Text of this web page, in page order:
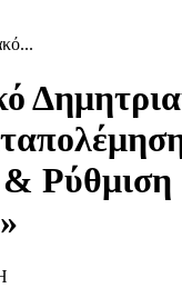
Ρύθμιση